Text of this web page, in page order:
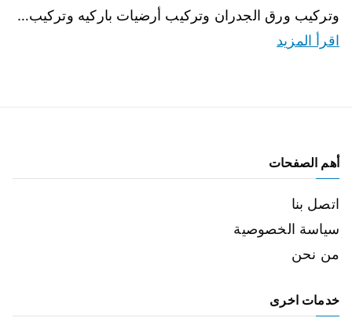
وتركيب ورق الجدران وتركيب أرضيات باركيه وتركيب…
اقرأ المزيد
أهم الصفحات
اتصل بنا
سياسة الخصوصية
من نحن
خدمات اخرى